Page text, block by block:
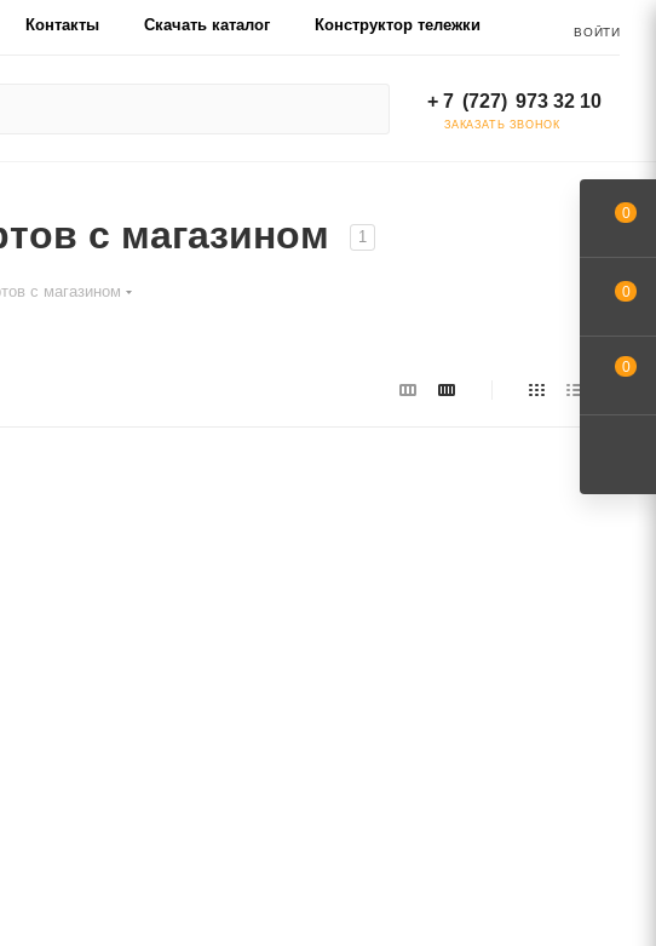
Контакты Скачать каталог Конструктор тележки ВОЙТИ
+ 7 (727) 973 32 10
ЗАКАЗАТЬ ЗВОНОК
с магазином 1
с магазином
0
0
0